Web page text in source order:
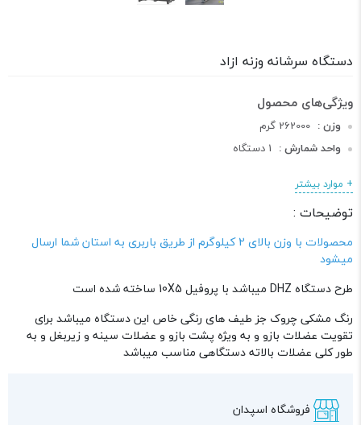
دستگاه سرشانه وزنه ازاد
وزن : 262000 گرم
واحد شمارش : 1 دستگاه
عرض : 135 سانتی متر
ارتفاع : 150 سانتی متر
دسته : دستگاه های بدنسازی
+ موارد بیشتر
توضیحات :
محصولات با وزن بالای 2 کیلوگرم از طریق باربری به استان شما ارسال
میشود
طرح دستگاه DHZ میباشد با پروفیل 10X5 ساخته شده است
رنگ مشکی چروک جز طیف های رنگی خاص این دستگاه میباشد برای
تقویت عضلات بازو و به ویژه پشت بازو و عضلات سینه و زیربغل و به
طور کلی عضلات بالاته دستگاهی مناسب میباشد
فروشگاه اسپدان